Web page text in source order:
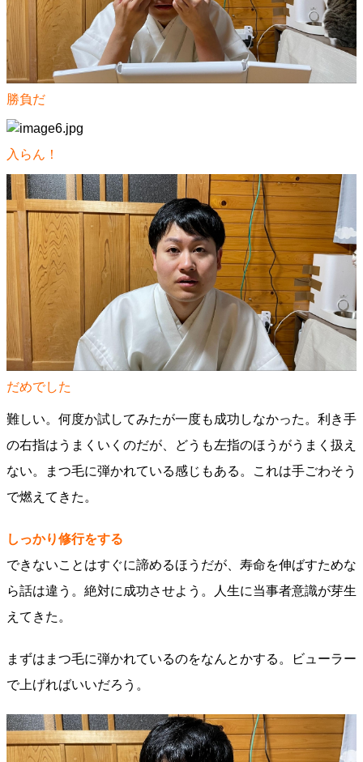
勝負だ
入らん！
だめでした
難しい。何度か試してみたが一度も成功しなかった。利き手
の右指はうまくいくのだが、どうも左指のほうがうまく扱え
ない。まつ毛に弾かれている感じもある。これは手ごわそう
で燃えてきた。
しっかり修行をする
できないことはすぐに諦めるほうだが、寿命を伸ばすためな
ら話は違う。絶対に成功させよう。人生に当事者意識が芽生
えてきた。
まずはまつ毛に弾かれているのをなんとかする。ビューラー
で上げればいいだろう。